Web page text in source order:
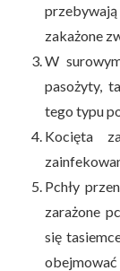
zakażone
W
pasożyty,
tego typu
Kocięta
Pchły
zarażone
się